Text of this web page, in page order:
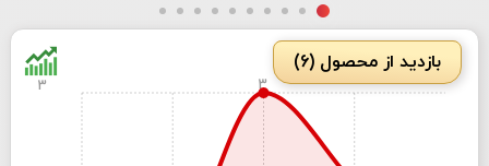
بازدید از محصول (6)
3
3